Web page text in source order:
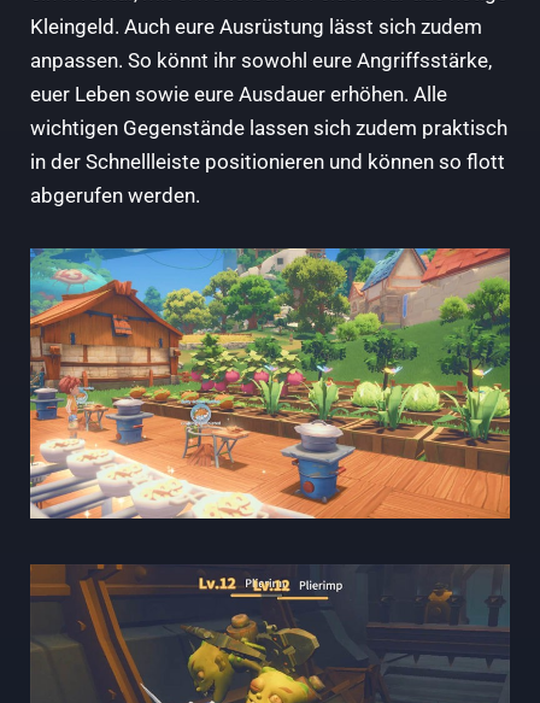
Kleingeld. Auch eure Ausrüstung lässt sich zudem
anpassen. So könnt ihr sowohl eure Angriffsstärke,
euer Leben sowie eure Ausdauer erhöhen. Alle
wichtigen Gegenstände lassen sich zudem praktisch
in der Schnellleiste positionieren und können so flott
abgerufen werden.